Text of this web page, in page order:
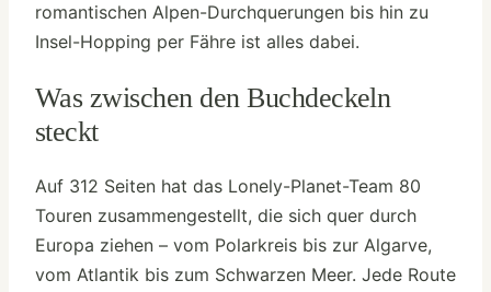
romantischen Alpen-Durchquerungen bis hin zu
Insel-Hopping per Fähre ist alles dabei.
Was zwischen den Buchdeckeln
steckt
Auf 312 Seiten hat das Lonely-Planet-Team 80
Touren zusammengestellt, die sich quer durch
Europa ziehen – vom Polarkreis bis zur Algarve,
vom Atlantik bis zum Schwarzen Meer. Jede Route